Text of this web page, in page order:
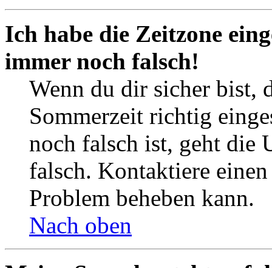
Ich habe die Zeitzone
immer noch falsch!
Wenn du dir sicher bist,
Sommerzeit richtig
noch falsch ist, geht die
falsch. Kontaktiere
Problem beheben kann.
Nach oben